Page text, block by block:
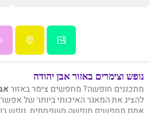
נופש וצימרים באזור אבן יהודה
מתכננים חופשה? מחפשים צימר באזור
להציג את המאגר האיכותי ביותר של